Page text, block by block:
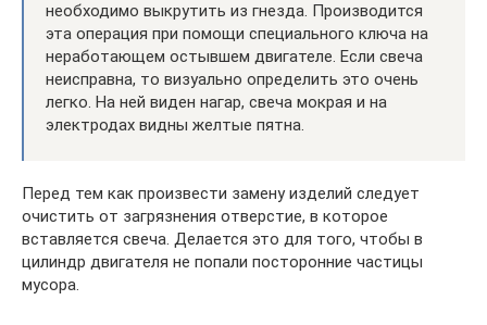
необходимо выкрутить из гнезда. Производится
эта операция при помощи специального ключа на
неработающем остывшем двигателе. Если свеча
неисправна, то визуально определить это очень
легко. На ней виден нагар, свеча мокрая и на
электродах видны желтые пятна.
Перед тем как произвести замену изделий следует
очистить от загрязнения отверстие, в которое
вставляется свеча. Делается это для того, чтобы в
цилиндр двигателя не попали посторонние частицы
мусора.